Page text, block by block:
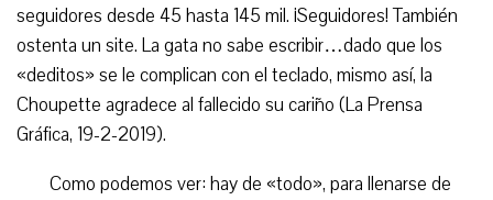
seguidores desde 45 hasta 145 mil. ¡Seguidores! También
ostenta un site. La gata no sabe escribir…dado que los
«deditos» se le complican con el teclado, mismo así, la
Choupette agradece al fallecido su cariño (La Prensa
Gráfica, 19-2-2019).
Como podemos ver: hay de «todo», para llenarse de